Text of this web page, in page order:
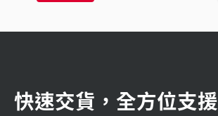
快速交貨，全方位支援